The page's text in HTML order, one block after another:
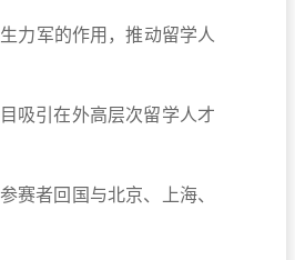
力军的作用，推动留学人
吸引在外高层次留学人才
者回国与北京、上海、